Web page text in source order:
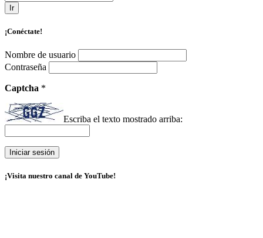
Ir
¡Conéctate!
Nombre de usuario
Contraseña
Captcha *
Escriba el texto mostrado arriba:
¡Visita nuestro canal de YouTube!